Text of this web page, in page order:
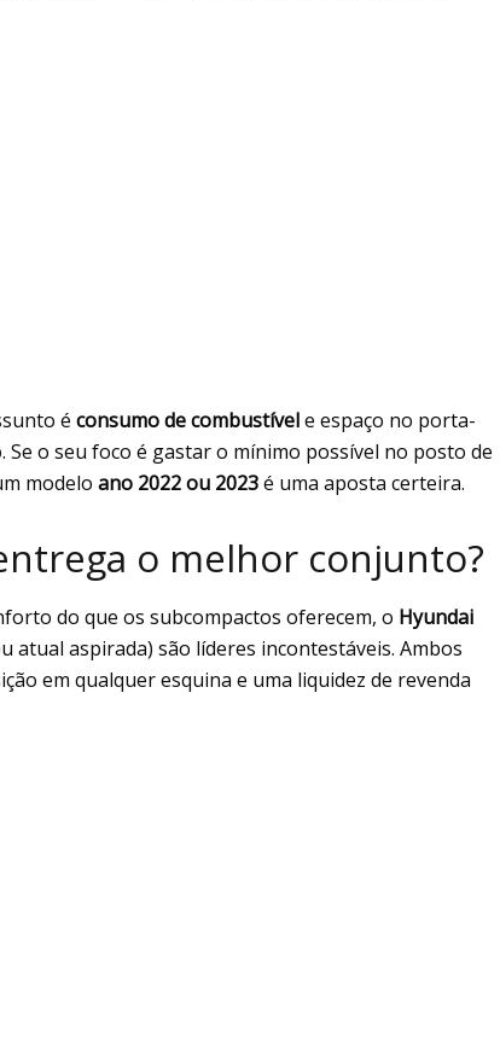
é consumo de combustívele espaço no porta-
o seu foco é gastar o mínimo possível no posto de
modelo ano 2022 ou 2023é uma aposta certeira.
o melhor conjunto?
do que os subcompactos oferecem, o Hyundai
atual aspirada) são líderes incontestáveis. Ambos
em qualquer esquina e uma liquidez de revenda